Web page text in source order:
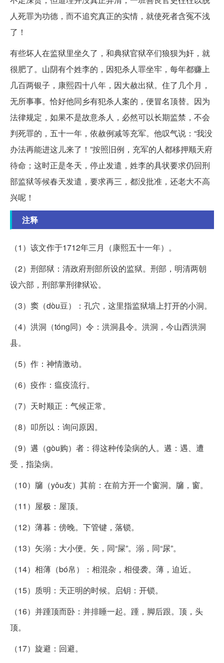
人死罪为功德，而不追究真正的实情，就使死者含冤不浅
了！
有些坏人在监狱里坐久了，和典狱官狱卒们狼狈为奸，就
很肥了。山阴有个姓李的，因犯杀人罪坐牢，每年都赚上
几百两银子，康熙四十八年，因大赦出狱。住了几个月，
无所事事。恰好他同乡有犯杀人案的，便冒名顶替。因为
法律规定，如果不是故意杀人，必然可以长期监禁，不会
判死罪的，五十一年，依赦例减等充军。他叹气说：“我没
办法再能进这儿来了！”按照旧例，充军的人都移押顺天府
待命；这时正是冬天，停止发遣，姓李的具状要求仍回刑
部监狱等候春天发遣，要求再三，都没批准，还老大不高
兴呢！
注释
（1）该文作于1712年三月（康熙五十一年）。
（2）刑部狱：清政府刑部所设的监狱。刑部，明清两朝
设六部，刑部掌刑律狱讼。
（3）窦（dòu豆）：孔穴，这里指监狱墙上打开的小洞。
（4）洪洞（tóng同）令：洪洞县令。洪洞，今山西洪洞
县。
（5）作：神情激动。
（6）疫作：瘟疫流行。
（7）天时顺正：气候正常。
（8）叩所以：询问原因。
（9）遘（gòu购）者：得这种传染病的人。遘：遇、遭
受，指染病。
（10）牖（yǒu友）其前：在前方开一个窗洞。牖，窗。
（11）屋极：屋顶。
（12）薄暮：傍晚。下管键，落锁。
（13）矢溺：大小便。矢，同“屎”。溺，同“尿”。
（14）相薄（bó帛）：相混杂，相侵袭。薄，迫近。
（15）质明：天正明的时候。启钥：开锁。
（16）并踵顶而卧：并排睡一起。踵，脚后跟。顶，头
顶。
（17）旋避：回避。